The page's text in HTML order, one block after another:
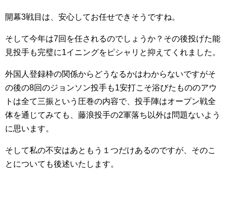
開幕3戦目は、安心してお任せできそうですね。
そして今年は7回を任されるのでしょうか？その後投げた能
見投手も完璧に1イニングをピシャリと抑えてくれました。
外国人登録枠の関係からどうなるかはわからないですがそ
の後の8回のジョンソン投手も1安打こそ浴びたもののアウ
トは全て三振という圧巻の内容で、投手陣はオープン戦全
体を通じてみても、藤浪投手の2軍落ち以外は問題ないよう
に思います。
そして私の不安はあともう１つだけあるのですが、そのこ
とについても後述いたします。